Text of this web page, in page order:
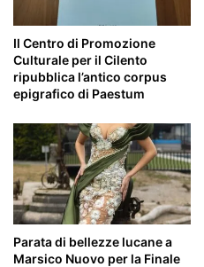
Il Centro di Promozione
Culturale per il Cilento
ripubblica l’antico corpus
epigrafico di Paestum
Parata di bellezze lucane a
Marsico Nuovo per la Finale